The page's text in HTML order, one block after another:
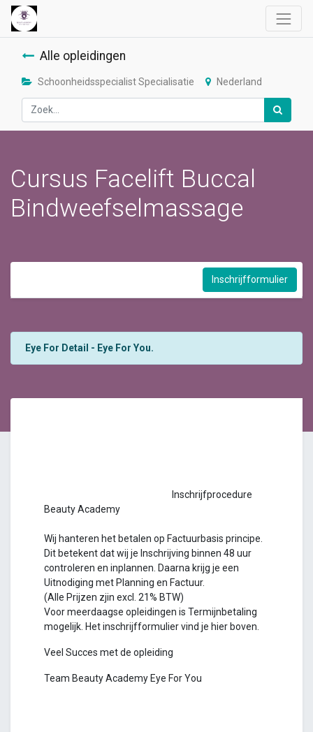
Alle opleidingen
Schoonheidsspecialist Specialisatie Nederland
Cursus Facelift Buccal
Bindweefselmassage
Inschrijfformulier
Eye For Detail - Eye For You.
Inschrijfprocedure
Beauty Academy
Wij hanteren het betalen op Factuurbasis principe.
Dit betekent dat wij je Inschrijving binnen 48 uur
controleren en inplannen. Daarna krijg je een
Uitnodiging met Planning en Factuur.
(Alle Prijzen zjin excl. 21% BTW)
Voor meerdaagse opleidingen is Termijnbetaling
mogelijk. Het inschrijfformulier vind je hier boven.
Veel Succes met de opleiding
Team Beauty Academy Eye For You